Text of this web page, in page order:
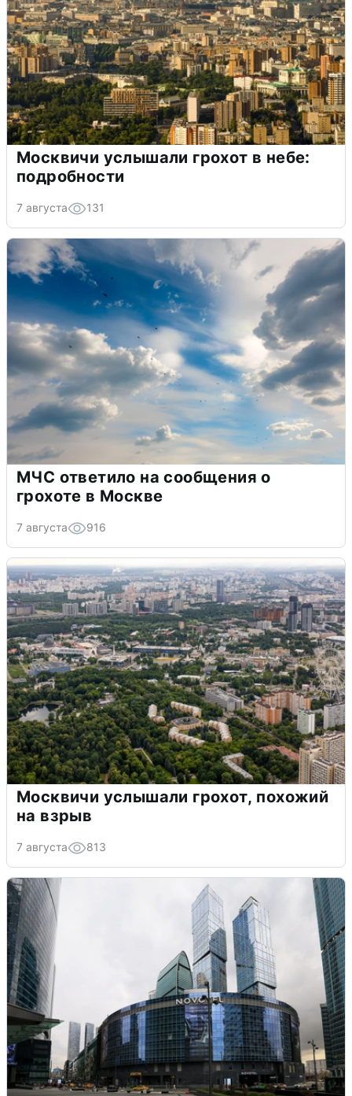
Москвичи услышали грохот в небе:
подробности
7 августа 131
МЧС ответило на сообщения о
грохоте в Москве
7 августа 916
Москвичи услышали грохот, похожий
на взрыв
7 августа 813